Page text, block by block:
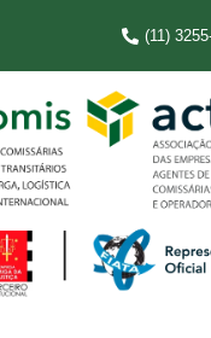
(11)